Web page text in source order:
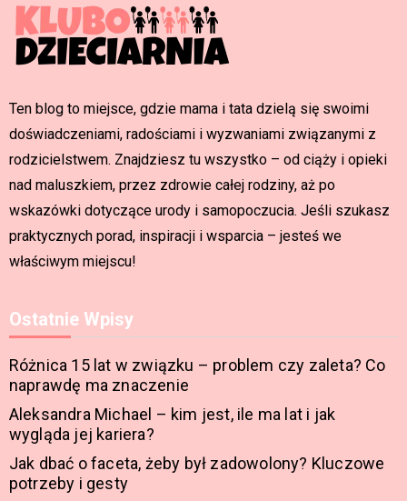
Ten blog to miejsce, gdzie mama i tata dzielą się swoimi
doświadczeniami, radościami i wyzwaniami związanymi z
rodzicielstwem. Znajdziesz tu wszystko – od ciąży i opieki
nad maluszkiem, przez zdrowie całej rodziny, aż po
wskazówki dotyczące urody i samopoczucia. Jeśli szukasz
praktycznych porad, inspiracji i wsparcia – jesteś we
właściwym miejscu!
Ostatnie Wpisy
Różnica 15 lat w związku – problem czy zaleta? Co
naprawdę ma znaczenie
Aleksandra Michael – kim jest, ile ma lat i jak
wygląda jej kariera?
Jak dbać o faceta, żeby był zadowolony? Kluczowe
potrzeby i gesty